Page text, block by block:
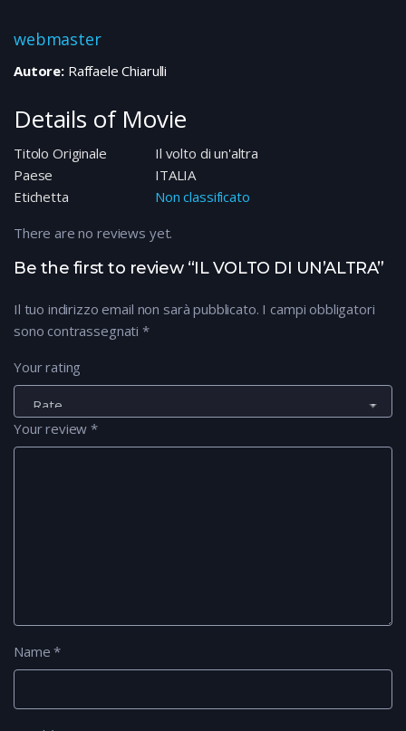
webmaster
Autore:Raffaele Chiarulli
Details of Movie
Titolo Originale
Il volto di un'altra
Paese
ITALIA
Etichetta
Non classificato
Be the first to review “IL VOLTO DI UN’ALTRA”
Il tuo indirizzo email non sarà pubblicato. I campi obbligatori
sono contrassegnati *
Your rating
Your review*
Name*
There are no reviews yet.